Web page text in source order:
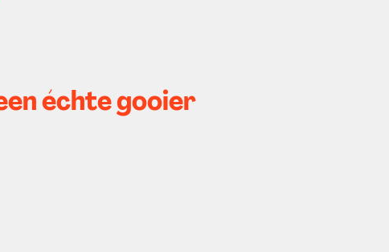
échte gooier